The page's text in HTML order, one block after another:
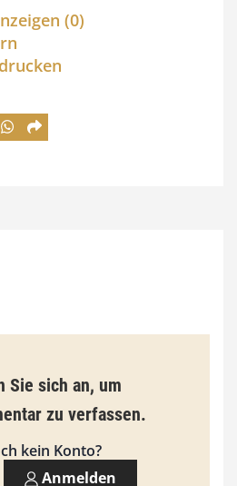
a
n
n
:
€
i
s
9
(0)
Sie sich an, um
zu verfassen.
kein Konto?
Anmelden